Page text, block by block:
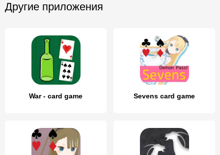
Другие приложения
War - card game Sevens card game